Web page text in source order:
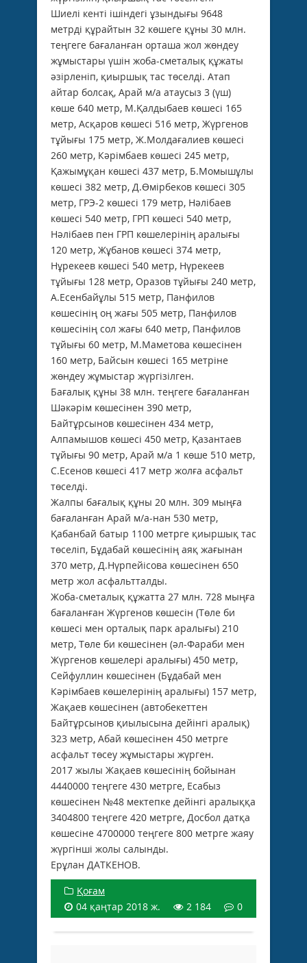
Шиелі кенті ішіндегі ұзындығы 9648
метрді құрайтын 32 көшеге құны 30 млн.
теңгеге бағаланған орташа жол жөндеу
жұмыстары үшін жоба-сметалық құжаты
әзірленіп, қиыршық тас төселді. Атап
айтар болсақ, Арай м/а атаусыз 3 (үш)
көше 640 метр, М.Қалдыбаев көшесі 165
метр, Асқаров көшесі 516 метр, Жүргенов
тұйығы 175 метр, Ж.Молдағалиев көшесі
260 метр, Кәрімбаев көшесі 245 метр,
Қажымұқан көшесі 437 метр, Б.Момышұлы
көшесі 382 метр, Д.Өмірбеков көшесі 305
метр, ГРЭ-2 көшесі 179 метр, Нәлібаев
көшесі 540 метр, ГРП көшесі 540 метр,
Нәлібаев пен ГРП көшелерінің аралығы
120 метр, Жұбанов көшесі 374 метр,
Нұрекеев көшесі 540 метр, Нүрекеев
тұйығы 128 метр, Оразов тұйығы 240 метр,
А.Есенбайұлы 515 метр, Панфилов
көшесінің оң жағы 505 метр, Панфилов
көшесінің сол жағы 640 метр, Панфилов
тұйығы 60 метр, М.Маметова көшесінен
160 метр, Байсын көшесі 165 метріне
жөндеу жұмыстар жүргізілген.
Бағалық құны 38 млн. теңгеге бағаланған
Шәкәрім көшесінен 390 метр,
Байтұрсынов көшесінен 434 метр,
Алпамышов көшесі 450 метр, Қазантаев
тұйығы 90 метр, Арай м/а 1 көше 510 метр,
С.Есенов көшесі 417 метр жолға асфальт
төселді.
Жалпы бағалық құны 20 млн. 309 мыңға
бағаланған Арай м/а-нан 530 метр,
Қабанбай батыр 1100 метрге қиыршық тас
төселіп, Бұдабай көшесінің аяқ жағынан
370 метр, Д.Нүрпейісова көшесінен 650
метр жол асфальтталды.
Жоба-сметалық құжатта 27 млн. 728 мыңға
бағаланған Жүргенов көшесін (Төле би
көшесі мен орталық парк аралығы) 210
метр, Төле би көшесінен (әл-Фараби мен
Жүргенов көшелері аралығы) 450 метр,
Сейфуллин көшесінен (Бұдабай мен
Кәрімбаев көшелерінің аралығы) 157 метр,
Жақаев көшесінен (автобекеттен
Байтұрсынов қиылысына дейінгі аралық)
323 метр, Абай көшесінен 450 метрге
асфальт төсеу жұмыстары жүрген.
2017 жылы Жақаев көшесінің бойынан
4440000 теңгеге 430 метрге, Есабыз
көшесінен №48 мектепке дейінгі аралыққа
3404800 теңгеге 420 метрге, Досбол датқа
көшесіне 4700000 теңгеге 800 метрге жаяу
жүргінші жолы салынды.
Ерұлан ДАТКЕНОВ.
Қоғам
04 қаңтар 2018 ж.
2 184 0